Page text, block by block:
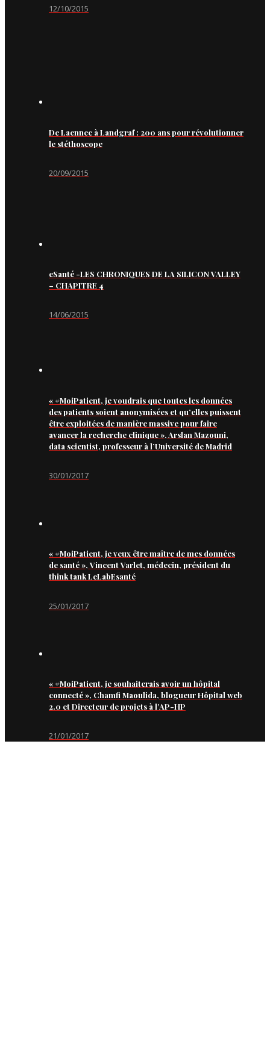
12/10/2015
De Laennec à Landgraf : 200 ans pour révolutionner
le stéthoscope
20/09/2015
eSanté -LES CHRONIQUES DE LA SILICON VALLEY
– CHAPITRE 4
14/06/2015
« #MoiPatient, je voudrais que toutes les données
des patients soient anonymisées et qu’elles puissent
être exploitées de manière massive pour faire
avancer la recherche clinique », Arslan Mazouni,
data scientist, professeur à l’Université de Madrid
30/01/2017
« #MoiPatient, je veux être maître de mes données
de santé », Vincent Varlet, médecin, président du
think tank LeLabEsanté
25/01/2017
« #MoiPatient, je souhaiterais avoir un hôpital
connecté », Chamfi Maoulida, blogueur Hôpital web
2.0 et Directeur de projets à l’AP-HP
21/01/2017